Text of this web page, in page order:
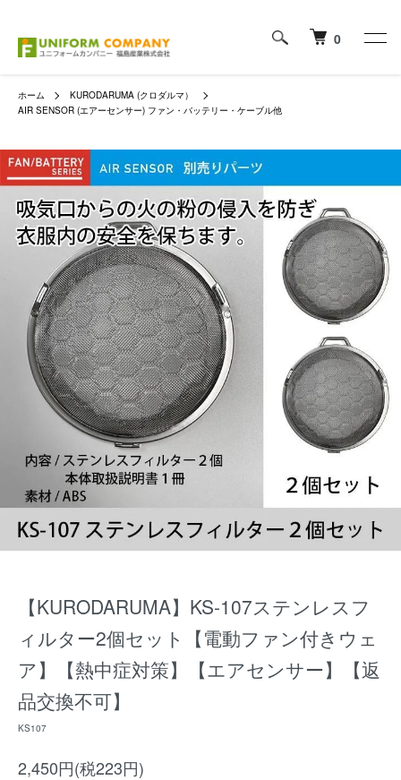
0
ホーム
KURODARUMA (クロダルマ）
AIR SENSOR (エアーセンサー) ファン・バッテリー・ケーブル他
【KURODARUMA】KS-107ステンレスフ
ィルター2個セット【電動ファン付きウェ
ア】【熱中症対策】【エアセンサー】【返
品交換不可】
KS107
2,450円(税223円)